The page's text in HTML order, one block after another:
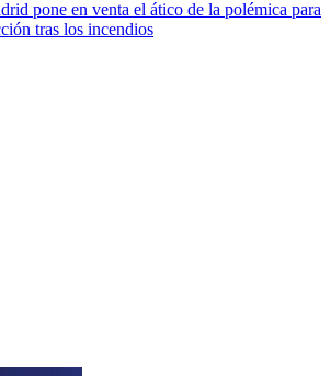
pone en venta el ático de la polémica para
tras los incendios